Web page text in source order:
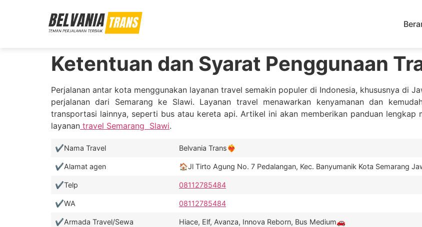
Ketentuan dan Syarat Penggunaan
Perjalanan antar kota menggunakan layanan travel semakin populer di Indonesia, khususnya di
perjalanan dari Semarang ke Slawi. Layanan travel menawarkan kenyamanan dan
transportasi lainnya, seperti bus atau kereta api. Artikel ini akan memberikan panduan lengkap
layanan travel Semarang Slawi.
✔️Nama Travel Belvania Trans❤️‍🔥
✔️Alamat agen 🏠Jl Tirto Agung No. 7 Pedalangan, Kec. Banyumanik Kota Semarang
✔️Telp 08112785484
✔️WA 08112785484
✔️Armada Travel/Sewa Hiace, Elf, Avanza, Innova Reborn, Bus Medium🚗